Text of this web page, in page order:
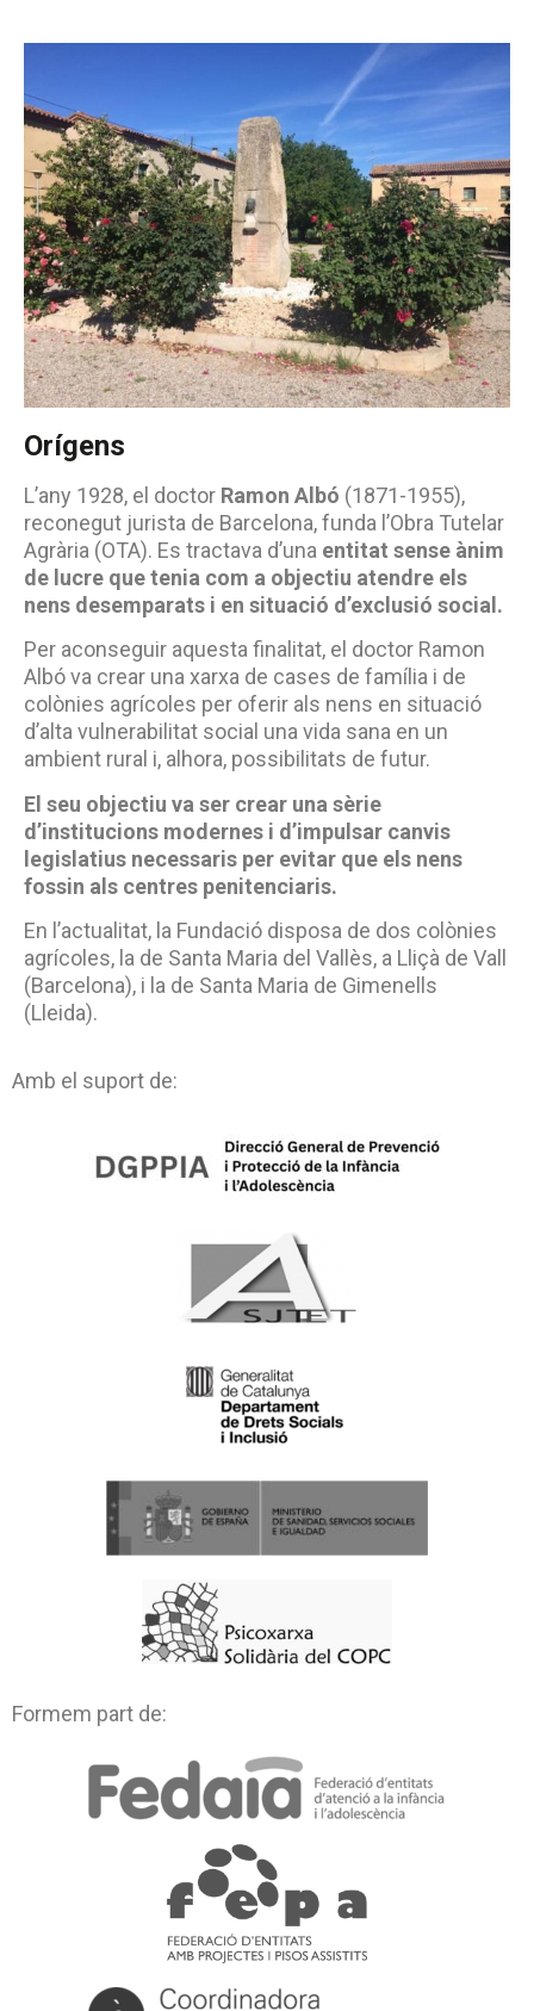
Orígens
L’any 1928, el doctor Ramon Albó (1871-1955),
reconegut jurista de Barcelona, ​​funda l’Obra Tutelar
Agrària (OTA). Es tractava d’una entitat sense ànim
de lucre que tenia com a objectiu atendre els
nens desemparats i en situació d’exclusió social.
Per aconseguir aquesta finalitat, el doctor Ramon
Albó va crear una xarxa de cases de família i de
colònies agrícoles per oferir als nens en situació
d’alta vulnerabilitat social una vida sana en un
ambient rural i, alhora, possibilitats de futur.
El seu objectiu va ser crear una sèrie
d’institucions modernes i d’impulsar canvis
legislatius necessaris per evitar que els nens
fossin als centres penitenciaris.
En l’actualitat, la Fundació disposa de dos colònies
agrícoles, la de Santa Maria del Vallès, a Lliçà de Vall
(Barcelona), i la de Santa Maria de Gimenells
(Lleida).
Amb el suport de:
Formem part de: